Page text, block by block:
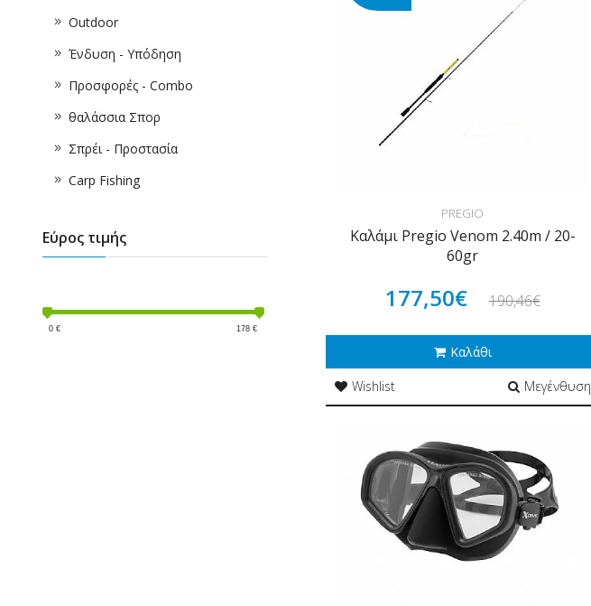
Outdoor
Ένδυση - Υπόδηση
Προσφορές - Combo
θαλάσσια Σπορ
Σπρέι - Προστασία
Carp Fishing
Εύρος τιμής
0 € 178 €
PREGIO
Καλάμι Pregio Venom 2.40m / 20-
60gr
177,50€ 190,46€
Καλάθι
Wishlist
Μεγένθυση